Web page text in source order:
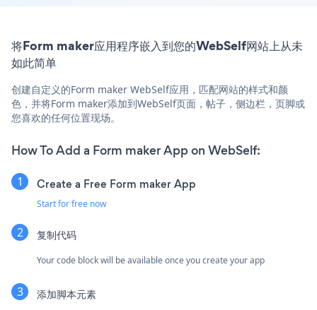
将Form maker应用程序嵌入到您的WebSelf网站上从未
如此简单
创建自定义的Form maker WebSelf应用，匹配网站的样式和颜
色，并将Form maker添加到WebSelf页面，帖子，侧边栏，页脚或
您喜欢的任何位置现场。
How To Add a Form maker App on WebSelf:
Create a Free Form maker App
Start for free now
复制代码
Your code block will be available once you create your app
添加脚本元素